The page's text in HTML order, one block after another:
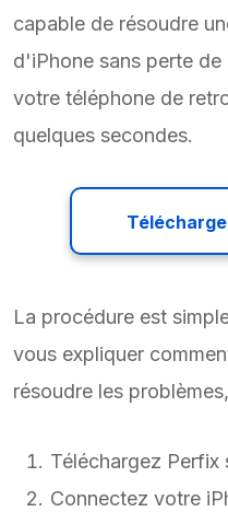
capable de résoudre
d'iPhone sans perte
votre téléphone de
quelques secondes.
La procédure est
vous expliquer
résoudre les
Téléchargez Perfix
Connectez votre